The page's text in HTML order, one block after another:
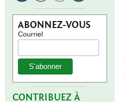
ABONNEZ-VOUS
Courriel
CONTRIBUEZ À